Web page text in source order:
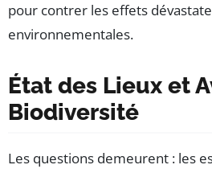
pour contrer les effets
environnementales.
État des Lieux et
Biodiversité
Les questions demeurent : les